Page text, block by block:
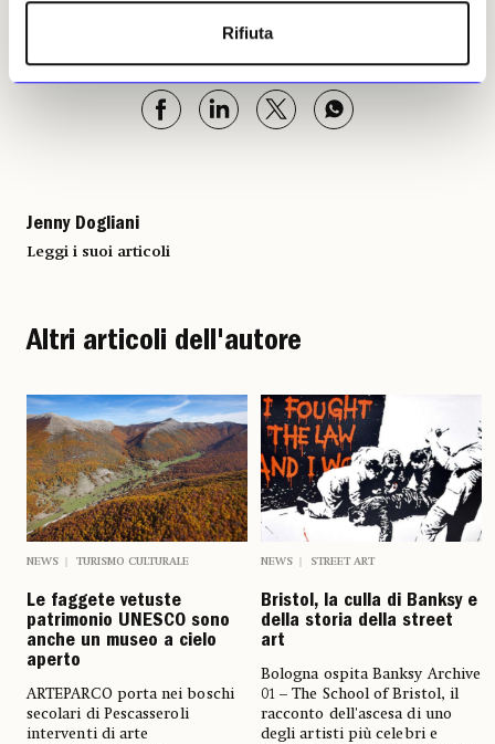
Rifiuta
Jenny Dogliani, 06 luglio 2026 |
Jenny Dogliani
Leggi i suoi articoli
Altri articoli dell'autore
NEWS TURISMO CULTURALE
Le faggete vetuste
patrimonio UNESCO sono
anche un museo a cielo
aperto
ARTEPARCO porta nei boschi
secolari di Pescasseroli
interventi di arte
NEWS STREET ART
Bristol, la culla di Banksy e
della storia della street
art
Bologna ospita Banksy Archive
01 – The School of Bristol, il
racconto dell'ascesa di uno
degli artisti più celebri e